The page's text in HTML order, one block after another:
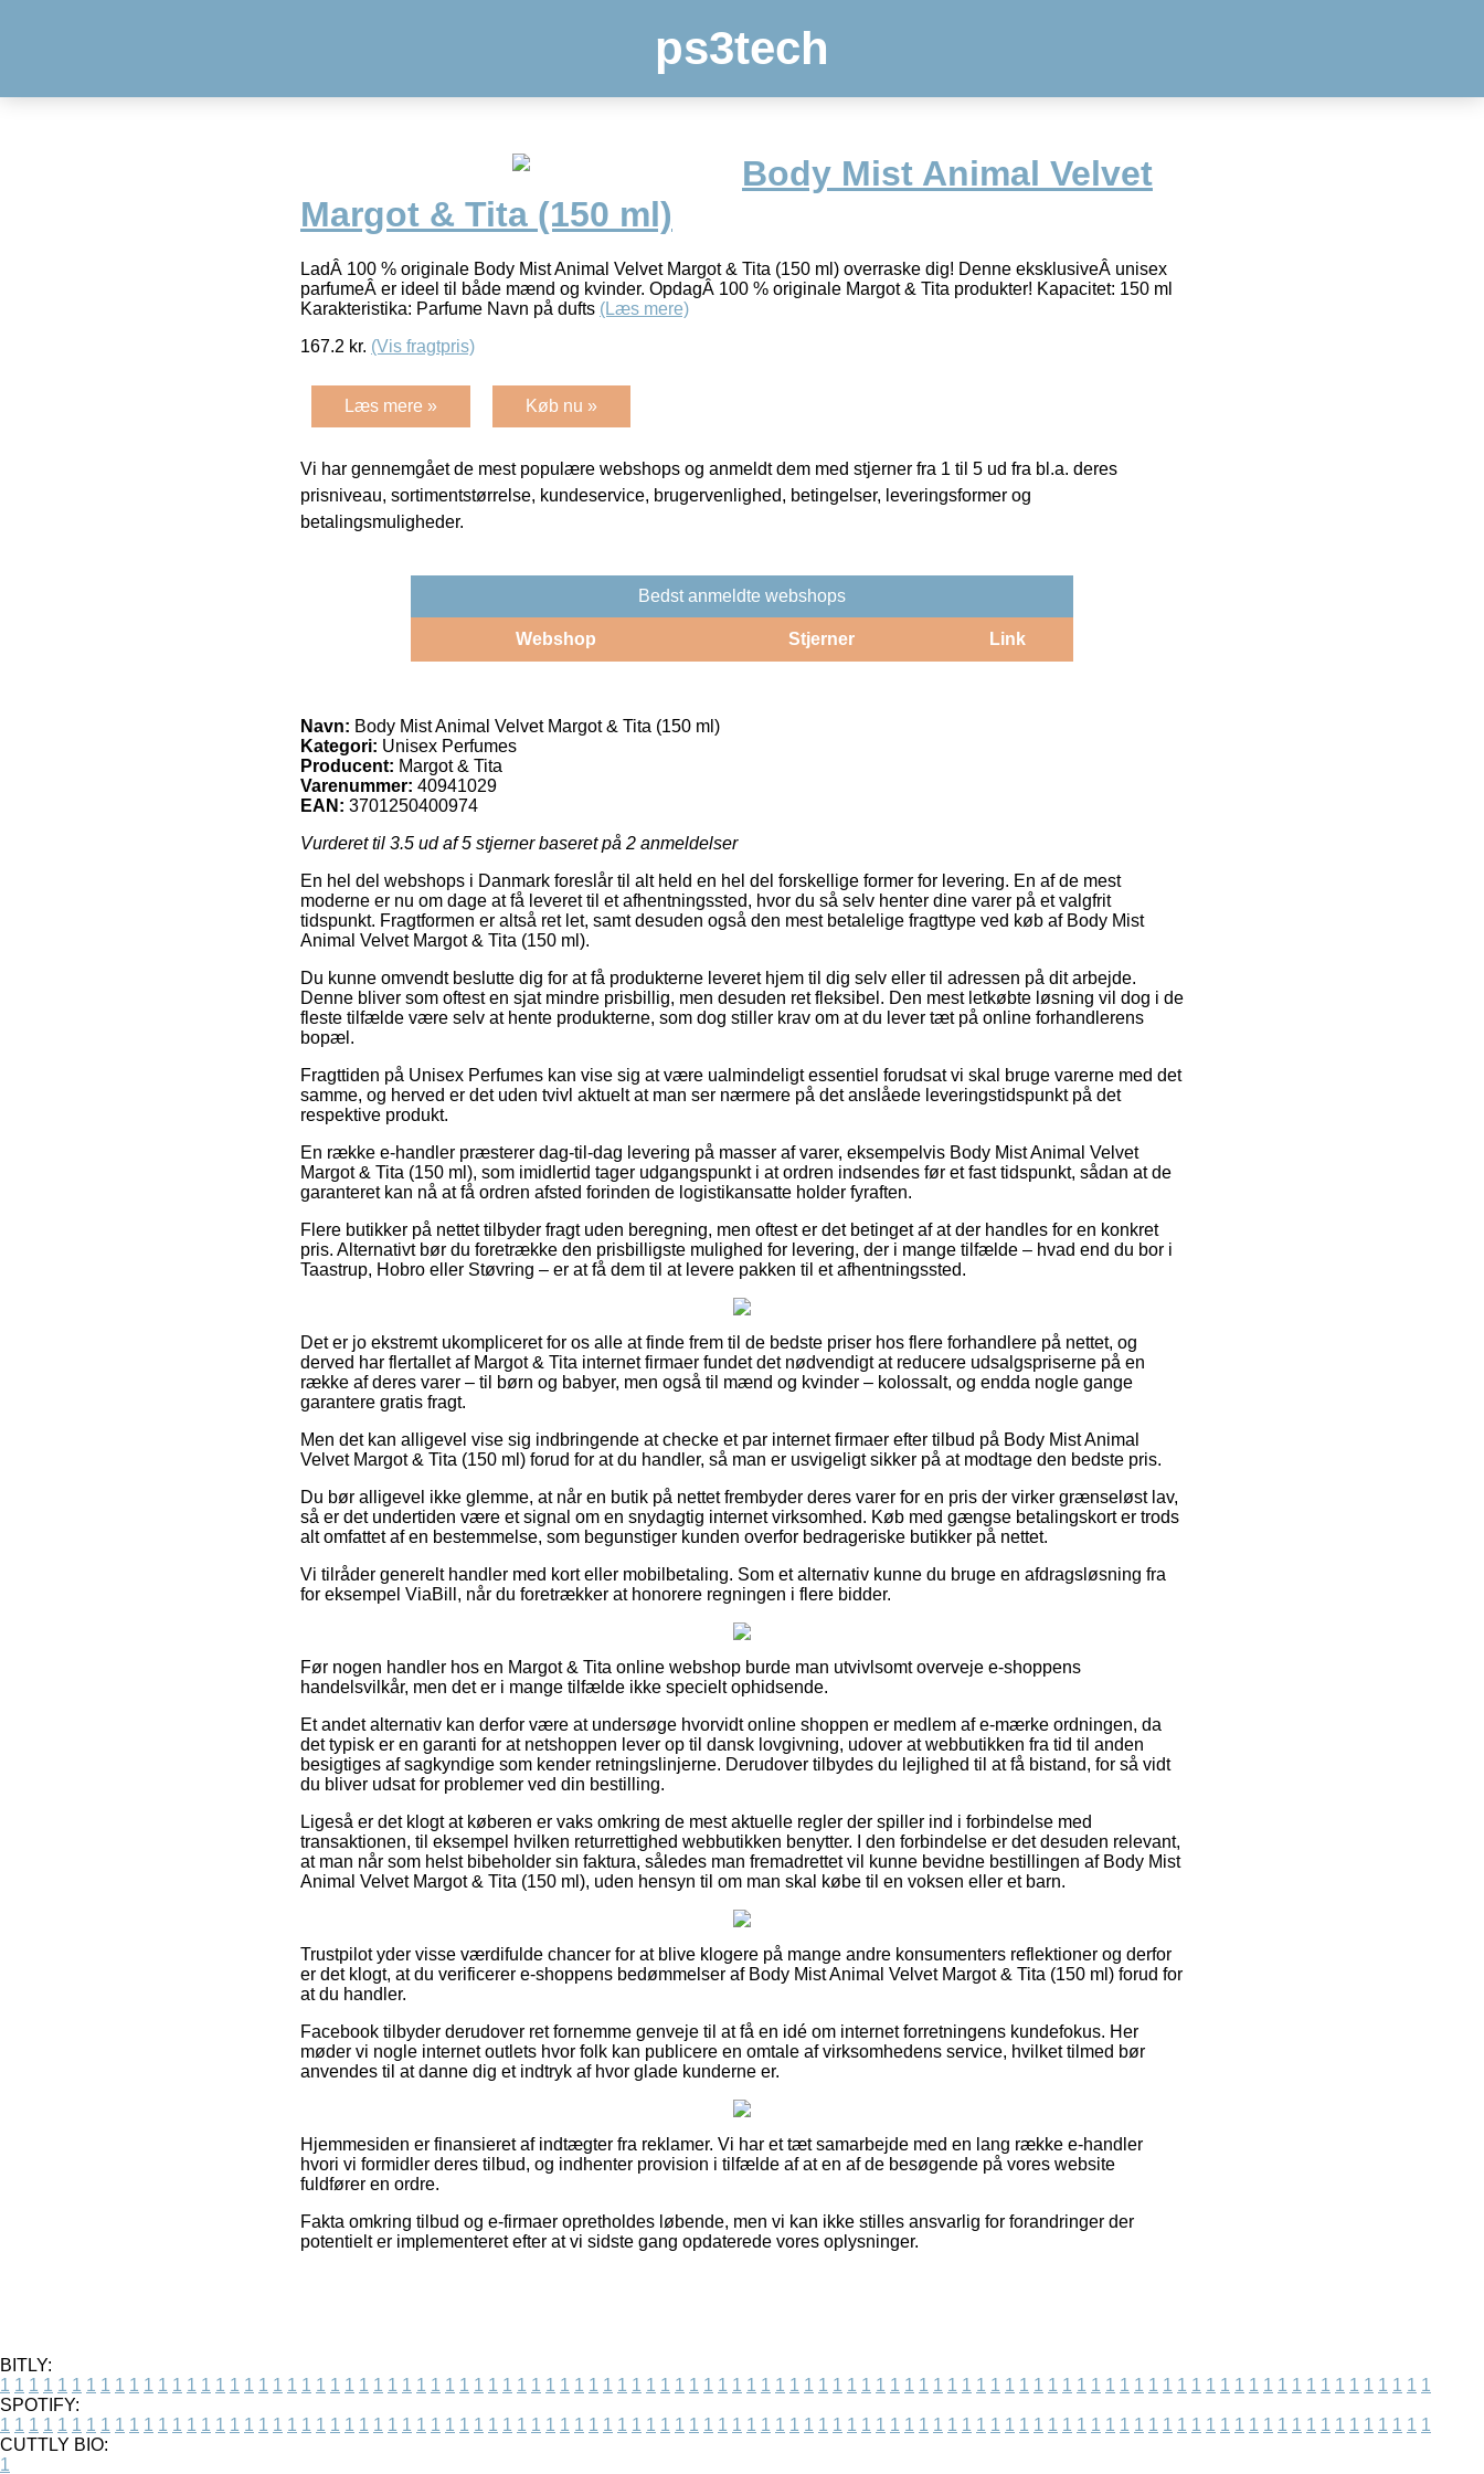
ps3tech
Body Mist Animal Velvet
Margot & Tita (150 ml)
LadÂ 100 % originale Body Mist Animal Velvet Margot & Tita (150 ml) overraske dig! Denne eksklusiveÂ unisex
parfumeÂ er ideel til både mænd og kvinder. OpdagÂ 100 % originale Margot & Tita produkter! Kapacitet: 150 ml
Karakteristika: Parfume Navn på dufts (Læs mere)
167.2 kr. (Vis fragtpris)
Læs mere » Køb nu »
Vi har gennemgået de mest populære webshops og anmeldt dem med stjerner fra 1 til 5 ud fra bl.a. deres
prisniveau, sortimentstørrelse, kundeservice, brugervenlighed, betingelser, leveringsformer og
betalingsmuligheder.
Bedst anmeldte webshops
Webshop Stjerner Link
Navn: Body Mist Animal Velvet Margot & Tita (150 ml)
Kategori: Unisex Perfumes
Producent: Margot & Tita
Varenummer: 40941029
EAN: 3701250400974
Vurderet til 3.5 ud af 5 stjerner baseret på 2 anmeldelser
En hel del webshops i Danmark foreslår til alt held en hel del forskellige former for levering. En af de mest
moderne er nu om dage at få leveret til et afhentningssted, hvor du så selv henter dine varer på et valgfrit
tidspunkt. Fragtformen er altså ret let, samt desuden også den mest betalelige fragttype ved køb af Body Mist
Animal Velvet Margot & Tita (150 ml).
Du kunne omvendt beslutte dig for at få produkterne leveret hjem til dig selv eller til adressen på dit arbejde.
Denne bliver som oftest en sjat mindre prisbillig, men desuden ret fleksibel. Den mest letkøbte løsning vil dog i de
fleste tilfælde være selv at hente produkterne, som dog stiller krav om at du lever tæt på online forhandlerens
bopæl.
Fragttiden på Unisex Perfumes kan vise sig at være ualmindeligt essentiel forudsat vi skal bruge varerne med det
samme, og herved er det uden tvivl aktuelt at man ser nærmere på det anslåede leveringstidspunkt på det
respektive produkt.
En række e-handler præsterer dag-til-dag levering på masser af varer, eksempelvis Body Mist Animal Velvet
Margot & Tita (150 ml), som imidlertid tager udgangspunkt i at ordren indsendes før et fast tidspunkt, sådan at de
garanteret kan nå at få ordren afsted forinden de logistikansatte holder fyraften.
Flere butikker på nettet tilbyder fragt uden beregning, men oftest er det betinget af at der handles for en konkret
pris. Alternativt bør du foretrække den prisbilligste mulighed for levering, der i mange tilfælde – hvad end du bor i
Taastrup, Hobro eller Støvring – er at få dem til at levere pakken til et afhentningssted.
Det er jo ekstremt ukompliceret for os alle at finde frem til de bedste priser hos flere forhandlere på nettet, og
derved har flertallet af Margot & Tita internet firmaer fundet det nødvendigt at reducere udsalgspriserne på en
række af deres varer – til børn og babyer, men også til mænd og kvinder – kolossalt, og endda nogle gange
garantere gratis fragt.
Men det kan alligevel vise sig indbringende at checke et par internet firmaer efter tilbud på Body Mist Animal
Velvet Margot & Tita (150 ml) forud for at du handler, så man er usvigeligt sikker på at modtage den bedste pris.
Du bør alligevel ikke glemme, at når en butik på nettet frembyder deres varer for en pris der virker grænseløst lav,
så er det undertiden være et signal om en snydagtig internet virksomhed. Køb med gængse betalingskort er trods
alt omfattet af en bestemmelse, som begunstiger kunden overfor bedrageriske butikker på nettet.
Vi tilråder generelt handler med kort eller mobilbetaling. Som et alternativ kunne du bruge en afdragsløsning fra
for eksempel ViaBill, når du foretrækker at honorere regningen i flere bidder.
Før nogen handler hos en Margot & Tita online webshop burde man utvivlsomt overveje e-shoppens
handelsvilkår, men det er i mange tilfælde ikke specielt ophidsende.
Et andet alternativ kan derfor være at undersøge hvorvidt online shoppen er medlem af e-mærke ordningen, da
det typisk er en garanti for at netshoppen lever op til dansk lovgivning, udover at webbutikken fra tid til anden
besigtiges af sagkyndige som kender retningslinjerne. Derudover tilbydes du lejlighed til at få bistand, for så vidt
du bliver udsat for problemer ved din bestilling.
Ligeså er det klogt at køberen er vaks omkring de mest aktuelle regler der spiller ind i forbindelse med
transaktionen, til eksempel hvilken returrettighed webbutikken benytter. I den forbindelse er det desuden relevant,
at man når som helst bibeholder sin faktura, således man fremadrettet vil kunne bevidne bestillingen af Body Mist
Animal Velvet Margot & Tita (150 ml), uden hensyn til om man skal købe til en voksen eller et barn.
Trustpilot yder visse værdifulde chancer for at blive klogere på mange andre konsumenters reflektioner og derfor
er det klogt, at du verificerer e-shoppens bedømmelser af Body Mist Animal Velvet Margot & Tita (150 ml) forud for
at du handler.
Facebook tilbyder derudover ret fornemme genveje til at få en idé om internet forretningens kundefokus. Her
møder vi nogle internet outlets hvor folk kan publicere en omtale af virksomhedens service, hvilket tilmed bør
anvendes til at danne dig et indtryk af hvor glade kunderne er.
Hjemmesiden er finansieret af indtægter fra reklamer. Vi har et tæt samarbejde med en lang række e-handler
hvori vi formidler deres tilbud, og indhenter provision i tilfælde af at en af de besøgende på vores website
fuldfører en ordre.
Fakta omkring tilbud og e-firmaer opretholdes løbende, men vi kan ikke stilles ansvarlig for forandringer der
potentielt er implementeret efter at vi sidste gang opdaterede vores oplysninger.
BITLY:
1 1 1 1 1 1 1 1 1 1 1 1 1 1 1 1 1 1 1 1 1 1 1 1 1 1 1 1 1 1 1 1 1 1 1 1 1 1 1 1 1 1 1 1 1 1 1 1 1 1 1 1 1 1 1 1 1 1 1 1 1 1 1 1 1 1 1 1 1 1 1 1 1 1 1 1 1 1 1 1 1 1 1 1 1 1 1 1 1 1 1 1 1 1 1 1 1 1 1 1
SPOTIFY:
1 1 1 1 1 1 1 1 1 1 1 1 1 1 1 1 1 1 1 1 1 1 1 1 1 1 1 1 1 1 1 1 1 1 1 1 1 1 1 1 1 1 1 1 1 1 1 1 1 1 1 1 1 1 1 1 1 1 1 1 1 1 1 1 1 1 1 1 1 1 1 1 1 1 1 1 1 1 1 1 1 1 1 1 1 1 1 1 1 1 1 1 1 1 1 1 1 1 1 1
CUTTLY BIO:
1